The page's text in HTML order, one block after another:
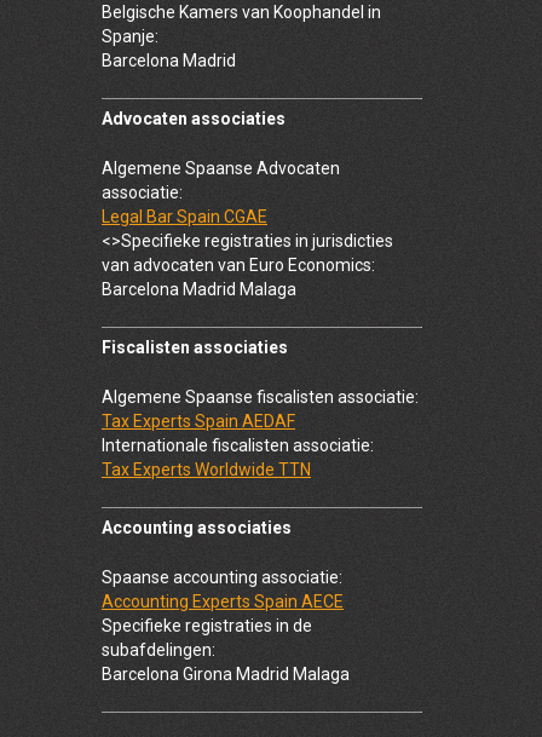
Belgische Kamers van Koophandel in
Spanje:
Barcelona Madrid
Advocaten associaties
Algemene Spaanse Advocaten
associatie:
Legal Bar Spain CGAE
<>Specifieke registraties in jurisdicties
van advocaten van Euro Economics:
Barcelona Madrid Malaga
Fiscalisten associaties
Algemene Spaanse fiscalisten associatie:
Tax Experts Spain AEDAF
Internationale fiscalisten associatie:
Tax Experts Worldwide TTN
Accounting associaties
Spaanse accounting associatie:
Accounting Experts Spain AECE
Specifieke registraties in de
subafdelingen:
Barcelona Girona Madrid Malaga